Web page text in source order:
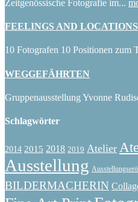
Zeitgenössische Fotografie im...
FEELINGS AND LOCATIONS
10 Fotografen 10 Positionen zum
WEGGEFÄHRTEN
Gruppenausstellung Yvonne
Schlagwörter
2014 2015 2018 2019 Atelier
Ausstellung
BILDERMACHERIN